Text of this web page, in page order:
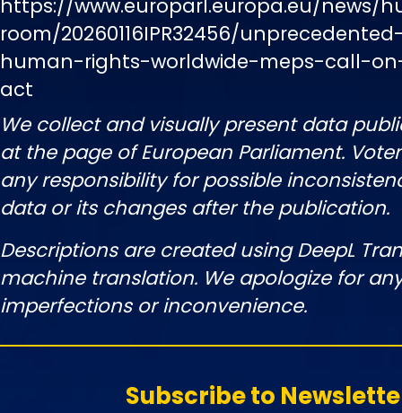
https://www.europarl.europa.eu/news/
room/20260116IPR32456/
human-rights-worldwide-meps-call-
act
We collect and visually present data
at the page of European Parliament.
any responsibility for possible
data or its changes after the publication.
Descriptions are created using DeepL
machine translation. We apologize for
imperfections or inconvenience.
Subscribe to